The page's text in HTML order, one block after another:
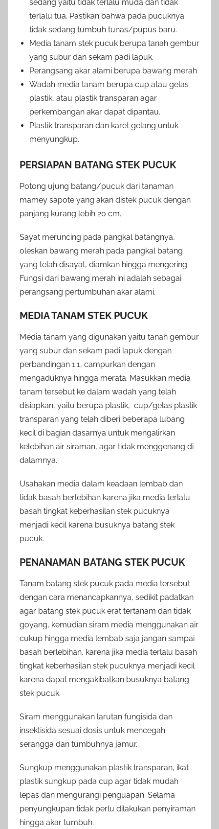
sedang yaitu tidak terlalu muda dan tidak
terlalu tua. Pastikan bahwa pada pucuknya
tidak sedang tumbuh tunas/pupus baru.
Media tanam stek pucuk berupa tanah gembur
yang subur dan sekam padi lapuk.
Perangsang akar alami berupa bawang merah
Wadah media tanam berupa cup atau gelas
plastik, atau plastik transparan agar
perkembangan akar dapat dipantau.
Plastik transparan dan karet gelang untuk
menyungkup.
PERSIAPAN BATANG STEK PUCUK
Potong ujung batang/pucuk dari tanaman
mamey sapote yang akan distek pucuk dengan
panjang kurang lebih 20 cm.
Sayat meruncing pada pangkal batangnya,
oleskan bawang merah pada pangkal batang
yang telah disayat, diamkan hingga mengering.
Fungsi dari bawang merah ini adalah sebagai
perangsang pertumbuhan akar alami.
MEDIA TANAM STEK PUCUK
Media tanam yang digunakan yaitu tanah gembur
yang subur dan sekam padi lapuk dengan
perbandingan 1:1, campurkan dengan
mengaduknya hingga merata. Masukkan media
tanam tersebut ke dalam wadah yang telah
disiapkan, yaitu berupa plastik, cup/gelas plastik
transparan yang telah diberi beberapa lubang
kecil di bagian dasarnya untuk mengalirkan
kelebihan air siraman, agar tidak menggenang di
dalamnya.
Usahakan media dalam keadaan lembab dan
tidak basah berlebihan karena jika media terlalu
basah tingkat keberhasilan stek pucuknya
menjadi kecil karena busuknya batang stek
pucuk.
PENANAMAN BATANG STEK PUCUK
Tanam batang stek pucuk pada media tersebut
dengan cara menancapkannya, sedikit padatkan
agar batang stek pucuk erat tertanam dan tidak
goyang, kemudian siram media menggunakan air
cukup hingga media lembab saja jangan sampai
basah berlebihan, karena jika media terlalu basah
tingkat keberhasilan stek pucuknya menjadi kecil
karena dapat mengakibatkan busuknya batang
stek pucuk.
Siram menggunakan larutan fungisida dan
insektisida sesuai dosis untuk mencegah
serangga dan tumbuhnya jamur.
Sungkup menggunakan plastik transparan, ikat
plastik sungkup pada cup agar tidak mudah
lepas dan mengurangi penguapan. Selama
penyungkupan tidak perlu dilakukan penyiraman
hingga akar tumbuh.